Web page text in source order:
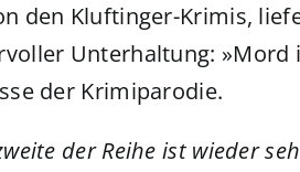
den Kluftinger-Krimis,
Unterhaltung: »Mord
der Krimiparodie.
der Reihe ist wieder